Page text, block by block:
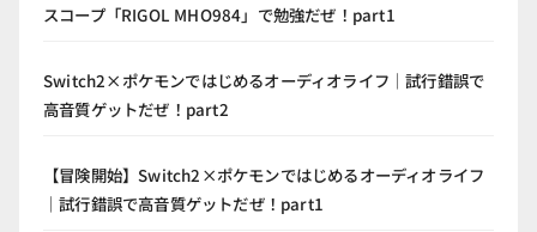
スコープ「RIGOL MHO984」で勉強だぜ！part1
Switch2×ポケモンではじめるオーディオライフ｜試行錯誤で
高音質ゲットだぜ！part2
【冒険開始】Switch2×ポケモンではじめるオーディオライフ
｜試行錯誤で高音質ゲットだぜ！part1